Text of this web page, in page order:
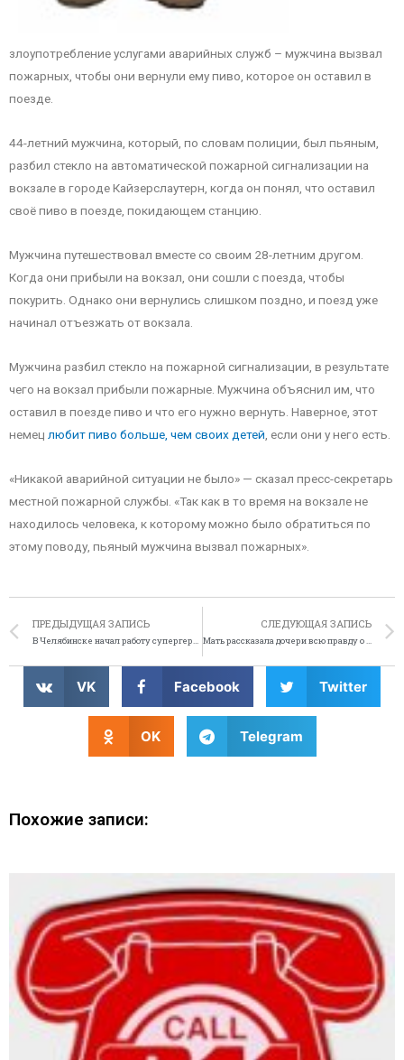
злоупотребление услугами аварийных служб – мужчина вызвал
пожарных, чтобы они вернули ему пиво, которое он оставил в
поезде.
44-летний мужчина, который, по словам полиции, был пьяным,
разбил стекло на автоматической пожарной сигнализации на
вокзале в городе Кайзерслаутерн, когда он понял, что оставил
своё пиво в поезде, покидающем станцию.
Мужчина путешествовал вместе со своим 28-летним другом.
Когда они прибыли на вокзал, они сошли с поезда, чтобы
покурить. Однако они вернулись слишком поздно, и поезд уже
начинал отъезжать от вокзала.
Мужчина разбил стекло на пожарной сигнализации, в результате
чего на вокзал прибыли пожарные. Мужчина объяснил им, что
оставил в поезде пиво и что его нужно вернуть. Наверное, этот
немец любит пиво больше, чем своих детей , если они у него есть.
«Никакой аварийной ситуации не было» — сказал пресс-секретарь
местной пожарной службы. «Так как в то время на вокзале не
находилось человека, к которому можно было обратиться по
этому поводу, пьяный мужчина вызвал пожарных».
ПРЕДЫДУЩАЯ ЗАПИСЬ
В Челябинске начал работу супергерой Мститель
СЛЕДУЮЩАЯ ЗАПИСЬ
Мать рассказала дочери всю правду о героине
VK Facebook Twitter
OK Telegram
Похожие записи: